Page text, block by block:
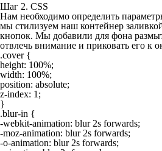
Шаг 2. CSS
Нам необходимо определить
мы стилизуем наш контейнер
кнопок. Мы добавили для фона
отвлечь внимание и приковать его к
.cover {
height: 100%;
width: 100%;
position: absolute;
z-index: 1;
}
.blur-in {
-webkit-animation: blur 2s forwards;
-moz-animation: blur 2s forwards;
-o-animation: blur 2s forwards;